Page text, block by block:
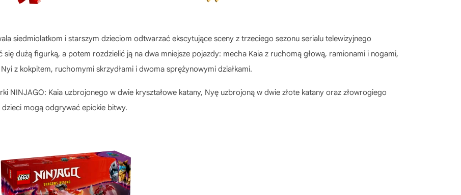
siedmiolatkom i starszym dzieciom odtwarzać ekscytujące sceny z trzeciego sezonu serialu telewizyjnego
się dużą figurką, a potem rozdzielić ją na dwa mniejsze pojazdy: mecha Kaia z ruchomą głową, ramionami i nogami,
z kokpitem, ruchomymi skrzydłami i dwoma sprężynowymi działkami.
NINJAGO: Kaia uzbrojonego w dwie kryształowe katany, Nyę uzbrojoną w dwie złote katany oraz złowrogiego
mogą odgrywać epickie bitwy.